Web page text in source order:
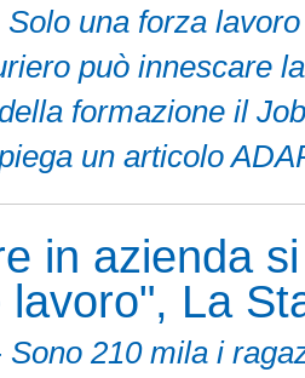
Solo una forza
può innescare
formazione il
un articolo
in azienda
lavoro", La
Sono 210 mila i